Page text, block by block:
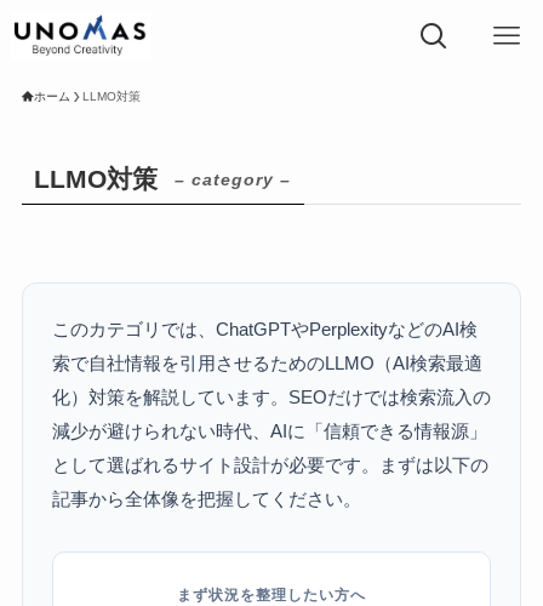
ホーム LLMO対策
LLMO対策 – category –
このカテゴリでは、ChatGPTやPerplexityなどのAI検
索で自社情報を引用させるためのLLMO（AI検索最適
化）対策を解説しています。SEOだけでは検索流入の
減少が避けられない時代、AIに「信頼できる情報源」
として選ばれるサイト設計が必要です。まずは以下の
記事から全体像を把握してください。
まず状況を整理したい方へ